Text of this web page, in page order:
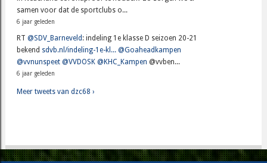
samen voor dat de sportclubs o...
6 jaar geleden
RT@SDV_Barneveld : indeling 1e klasse D seizoen 20-21
bekend sdvb.nl/indeling-1e-kl... @Goaheadkampen
@vvnunspeet @VVDOSK @KHC_Kampen @vvben...
6 jaar geleden
Meer tweets van dzc68 ›